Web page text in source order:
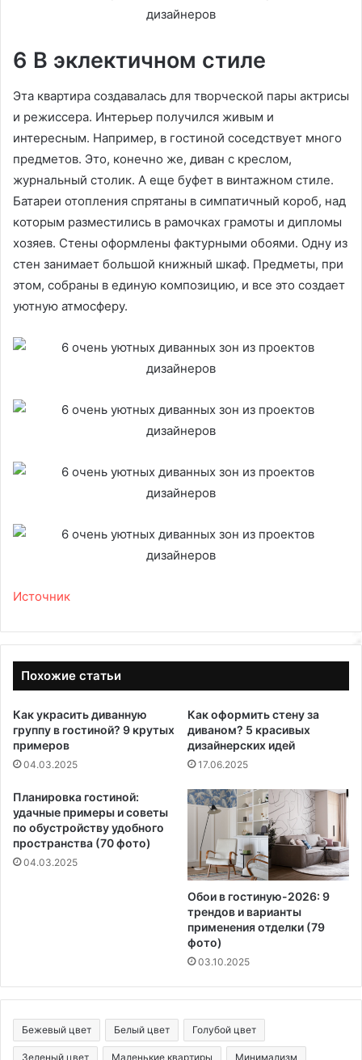
6 В эклектичном стиле
Эта квартира создавалась для творческой пары актрисы
и режиссера. Интерьер получился живым и
интересным. Например, в гостиной соседствует много
предметов. Это, конечно же, диван с креслом,
журнальный столик. А еще буфет в винтажном стиле.
Батареи отопления спрятаны в симпатичный короб, над
которым разместились в рамочках грамоты и дипломы
хозяев. Стены оформлены фактурными обоями. Одну из
стен занимает большой книжный шкаф. Предметы, при
этом, собраны в единую композицию, и все это создает
уютную атмосферу.
Источник
Похожие статьи
Как украсить диванную
группу в гостиной? 9 крутых
примеров
04.03.2025
Как оформить стену за
диваном? 5 красивых
дизайнерских идей
17.06.2025
Планировка гостиной:
удачные примеры и советы
по обустройству удобного
пространства (70 фото)
04.03.2025
Обои в гостиную-2026: 9
трендов и варианты
применения отделки (79
фото)
03.10.2025
Бежевый цвет Белый цвет Голубой цвет
Зеленый цвет Маленькие квартиры Минимализм